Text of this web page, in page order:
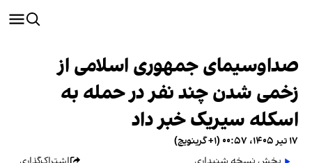
صداوسیمای جمهوری اسلامی از
زخمی شدن چند نفر در حمله به
اسکله سیریک خبر داد
۱۷ تیر ۱۴۰۵، ۰۰:۵۷ (‎+۱ گرینویچ)